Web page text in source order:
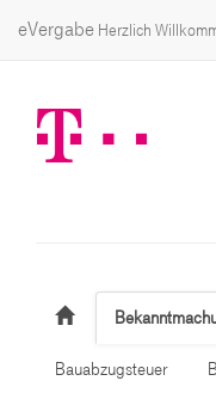
eVergabe Herzlich
Bauabzugsteuer